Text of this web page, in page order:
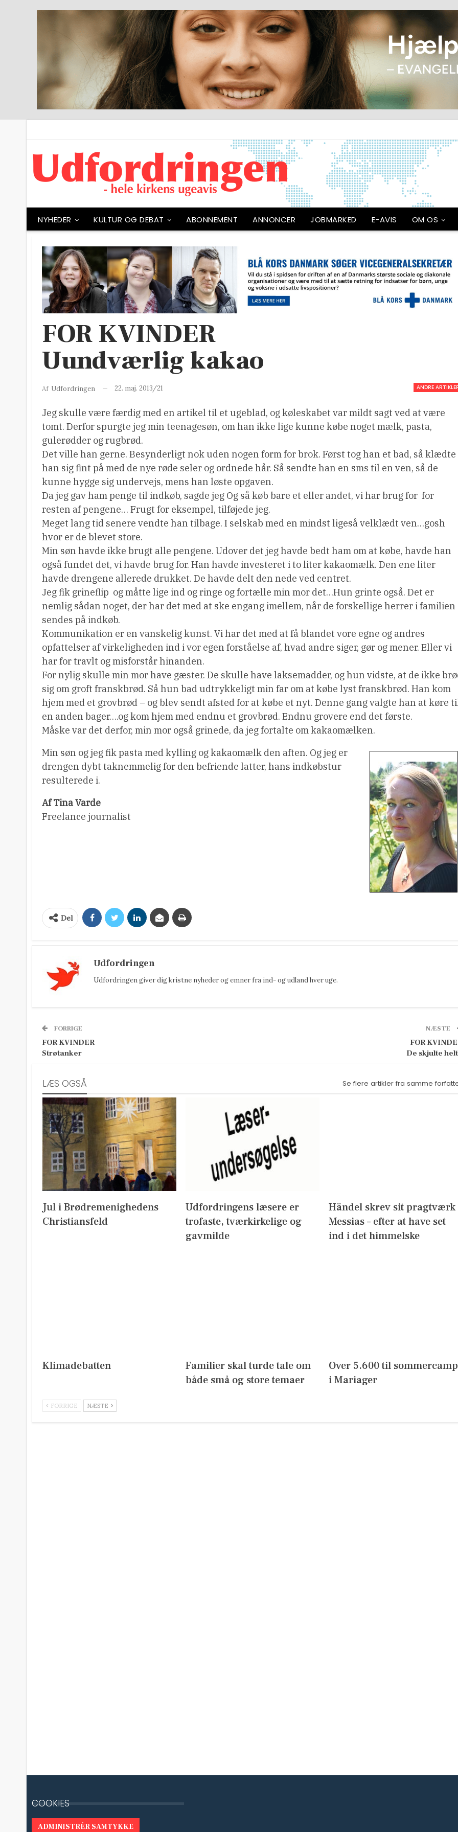
NYHEDER KULTUR OG DEBAT ABONNEMENT ANNONCER JOBMARKED E-AVIS OM OS
FOR KVINDER
Uundværlig kakao
ANDRE
Af Udfordringen 22. maj. 2013/21
Jeg skulle være færdig med en artikel til et ugeblad, og køleskabet var mildt sagt ved at være
tomt. Derfor spurgte jeg min teenagesøn, om han ikke lige kunne købe noget mælk, pasta,
gulerødder og rugbrød.
Det ville han gerne. Besynderligt nok uden nogen form for brok. Først tog han et bad, så klædte
han sig fint på med de nye røde seler og ordnede hår. Så sendte han en sms til en ven, så de
kunne hygge sig undervejs, mens han løste opgaven.
Da jeg gav ham penge til indkøb, sagde jeg Og så køb bare et eller andet, vi har brug for  for
resten af pengene… Frugt for eksempel, tilføjede jeg.
Meget lang tid senere vendte han tilbage. I selskab med en mindst ligeså velklædt ven…gosh
hvor er de blevet store.
Min søn havde ikke brugt alle pengene. Udover det jeg havde bedt ham om at købe, havde han
også fundet det, vi havde brug for. Han havde investeret i to liter kakaomælk. Den ene liter
havde drengene allerede drukket. De havde delt den nede ved centret.
Jeg fik grineflip  og måtte lige ind og ringe og fortælle min mor det…Hun grinte også. Det er
nemlig sådan noget, der har det med at ske engang imellem, når de forskellige herrer i familien
sendes på indkøb.
Kommunikation er en vanskelig kunst. Vi har det med at få blandet vore egne og andres
opfattelser af virkeligheden ind i vor egen forståelse af, hvad andre siger, gør og mener. Eller vi
har for travlt og misforstår hinanden.
For nylig skulle min mor have gæster. De skulle have laksemadder, og hun vidste, at de ikke
sig om groft franskbrød. Så hun bad udtrykkeligt min far om at købe lyst franskbrød. Han kom
hjem med et grovbrød – og blev sendt afsted for at købe et nyt. Denne gang valgte han at køre
en anden bager….og kom hjem med endnu et grovbrød. Endnu grovere end det første.
Måske var det derfor, min mor også grinede, da jeg fortalte om kakaomælken.
Min søn og jeg fik pasta med kylling og kakaomælk den aften. Og jeg er
drengen dybt taknemmelig for den befriende latter, hans indkøbstur
resulterede i.
Af Tina Varde
Freelance journalist
Del
Udfordringen
Udfordringen giver dig kristne nyheder og emner fra ind- og udland hver uge.
FORRIGE
FOR KVINDER
Strøtanker
NÆSTE
FOR
De skjulte
LÆS OGSÅ Se flere artikler fra samme
Jul i Brødremenighedens
Christiansfeld
Udfordringens læsere er
trofaste, tværkirkelige og
gavmilde
Händel skrev sit pragtværk
Messias – efter at have set
ind i det himmelske
Klimadebatten
Familier skal turde tale om
både små og store temaer
Over 5.600 til sommercamp
i Mariager
FORRIGE NÆSTE
COOKIES
ADMINISTRÉR SAMTYKKE